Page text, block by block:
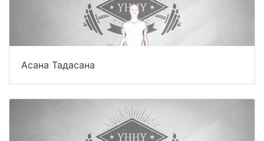
Асана Тадасана